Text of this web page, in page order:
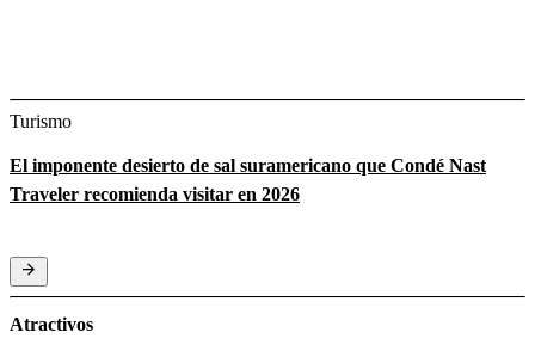
Turismo
El imponente desierto de sal suramericano que Condé Nast
Traveler recomienda visitar en 2026
Atractivos